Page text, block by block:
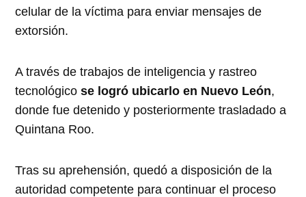
celular de la víctima para enviar mensajes de
extorsión.
A través de trabajos de inteligencia y rastreo
tecnológico se logró ubicarlo en Nuevo León,
donde fue detenido y posteriormente trasladado a
Quintana Roo.
Tras su aprehensión, quedó a disposición de la
autoridad competente para continuar el proceso